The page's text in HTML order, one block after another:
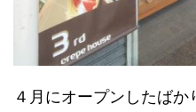
４月にオープンしたばか